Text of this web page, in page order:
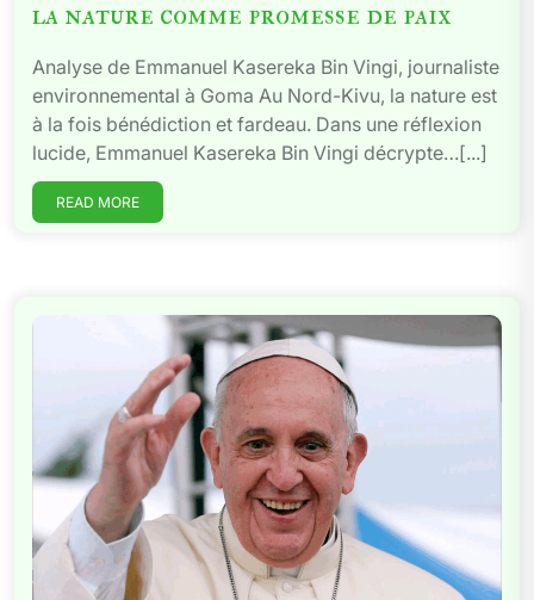
la nature comme promesse de paix
Analyse de Emmanuel Kasereka Bin Vingi, journaliste
environnemental à Goma Au Nord-Kivu, la nature est
à la fois bénédiction et fardeau. Dans une réflexion
lucide, Emmanuel Kasereka Bin Vingi décrypte…[...]
READ MORE